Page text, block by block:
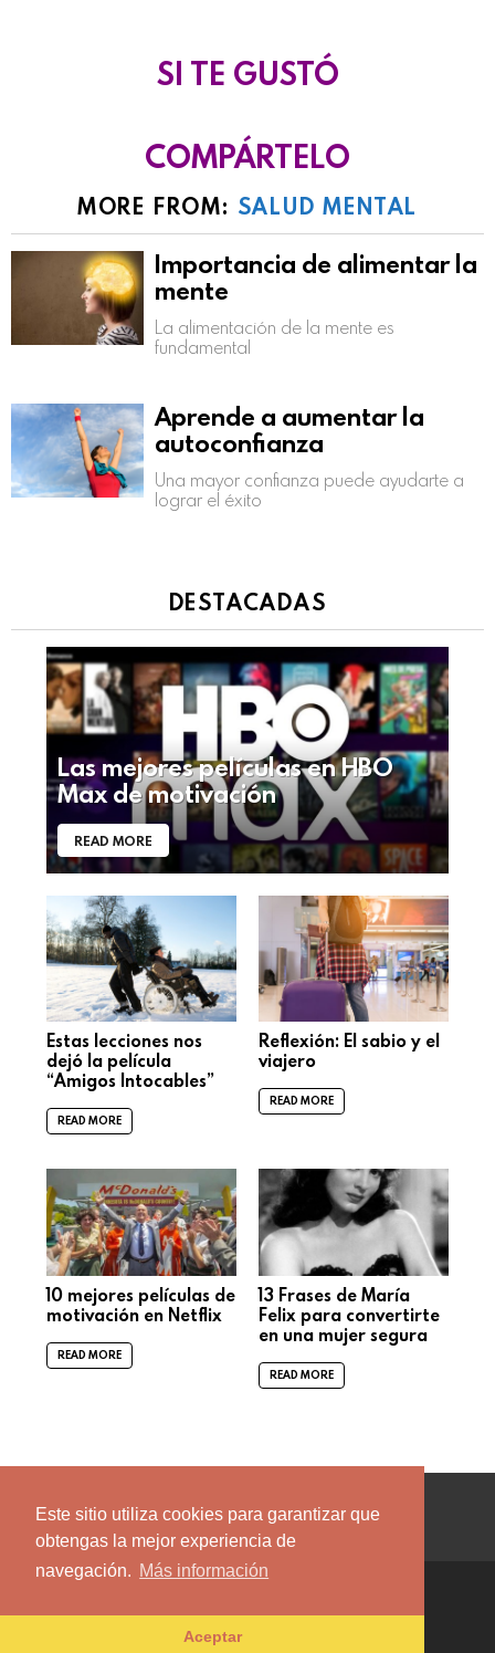
Este sitio utiliza cookies para garantizar que
obtengas la mejor experiencia de
navegación. Más información
Aceptar
SI TE GUSTÓ
COMPÁRTELO
MORE FROM: SALUD MENTAL
Importancia de alimentar la
mente
La alimentación de la mente es
fundamental
Aprende a aumentar la
autoconfianza
Una mayor confianza puede ayudarte a
lograr el éxito
DESTACADAS
Las mejores películas en HBO
Max de motivación
READ MORE
Estas lecciones nos
dejó la película
“Amigos Intocables”
READ MORE
Reflexión: El sabio y el
viajero
READ MORE
10 mejores películas de
motivación en Netflix
READ MORE
13 Frases de María
Felix para convertirte
en una mujer segura
READ MORE